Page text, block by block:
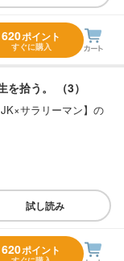
620ポイント
すぐに購入
拾う。 （3）
サラリーマン】の
試し読み
620ポイント